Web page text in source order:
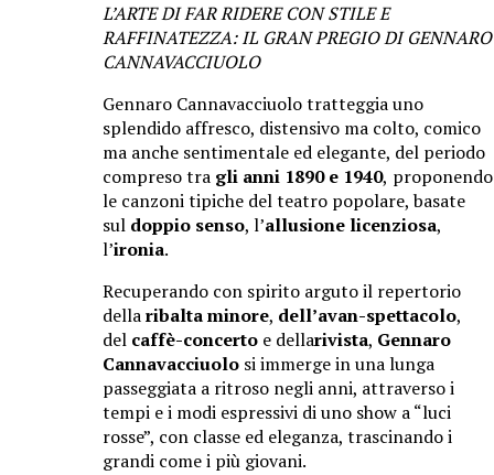
L’ARTE DI FAR RIDERE CON STILE E
RAFFINATEZZA: IL GRAN PREGIO DI GENNARO
CANNAVACCIUOLO
Gennaro Cannavacciuolo tratteggia uno
splendido affresco, distensivo ma colto, comico
ma anche sentimentale ed elegante, del periodo
compreso tra gli anni 1890 e 1940, proponendo
le canzoni tipiche del teatro popolare, basate
sul doppio senso, l’allusione licenziosa,
l’ironia.
Recuperando con spirito arguto il repertorio
dellaribalta minore, dell’avan-spettacolo,
del caffè-concerto e dellarivista, Gennaro
Cannavacciuolo si immerge in una lunga
passeggiata a ritroso negli anni, attraverso i
tempi e i modi espressivi di uno show a “luci
rosse”, con classe ed eleganza, trascinando i
grandi come i più giovani.